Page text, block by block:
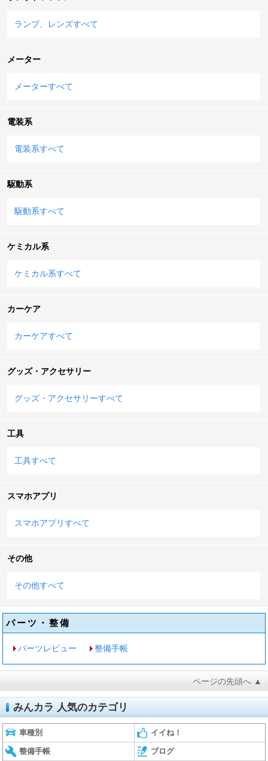
ランプ、レンズすべて
メーター
メーターすべて
電装系
電装系すべて
駆動系
駆動系すべて
ケミカル系
ケミカル系すべて
カーケア
カーケアすべて
グッズ・アクセサリー
グッズ・アクセサリーすべて
工具
工具すべて
スマホアプリ
スマホアプリすべて
その他
その他すべて
パーツ・整備
パーツレビュー 整備手帳
ページの先頭へ ▲
みんカラ 人気のカテゴリ
車種別 イイね！
整備手帳 ブログ